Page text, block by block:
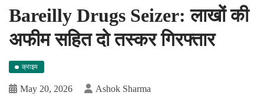
Bareilly Drugs Seizer: लाखों की
अफीम सहित दो तस्कर गिरफ्तार
क्राइम
May 20, 2026 Ashok Sharma